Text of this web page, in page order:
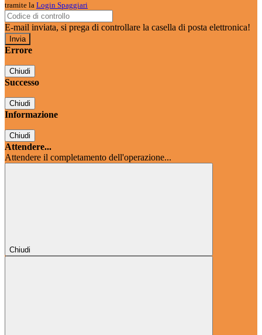
tramite la Login Spaggiari
E-mail inviata, si prega di controllare la casella di posta elettronica!
Errore
Chiudi
Successo
Chiudi
Informazione
Chiudi
Attendere...
Attendere il completamento dell'operazione...
Chiudi